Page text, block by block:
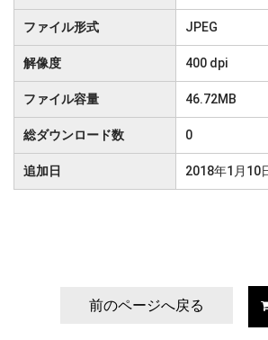
ファイル形式 JPEG
解像度 400 dpi
ファイル容量 46.72MB
総ダウンロード数 0
追加日 2018年1月10
前のページへ戻る